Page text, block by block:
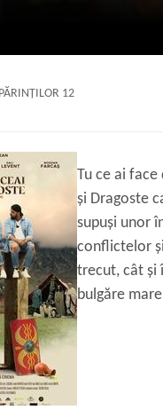
12
Tu ce ai
și Dragoste
supuși unor
conflictelor
trecut, cât și
bulgăre